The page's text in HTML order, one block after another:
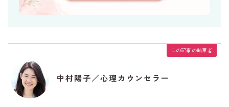
この記事の執筆者
中村陽子／心理カウンセラー